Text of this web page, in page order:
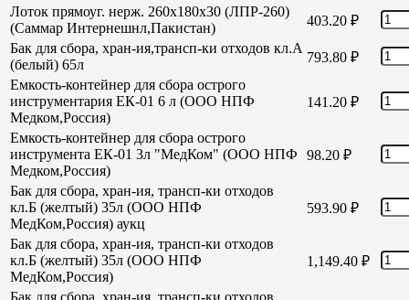
Лоток прямоуг. нерж. 260х180х30 (ЛПР-260)
(Саммар Интернешнл,Пакистан)
403.20 ₽
Бак для сбора, хран-ия,трансп-ки отходов кл.А
(белый) 65л
793.80 ₽
Емкость-контейнер для сбора острого
инструментария ЕК-01 6 л (ООО НПФ
Медком,Россия)
141.20 ₽
Емкость-контейнер для сбора острого
инструмента ЕК-01 3л "МедКом" (ООО НПФ
Медком,Россия)
98.20 ₽
Бак для сбора, хран-ия, трансп-ки отходов
кл.Б (желтый) 35л (ООО НПФ
МедКом,Россия) аукц
593.90 ₽
Бак для сбора, хран-ия, трансп-ки отходов
кл.Б (желтый) 35л (ООО НПФ
МедКом,Россия)
1,149.40 ₽
Бак для сбора, хран-ия, трансп-ки отходов